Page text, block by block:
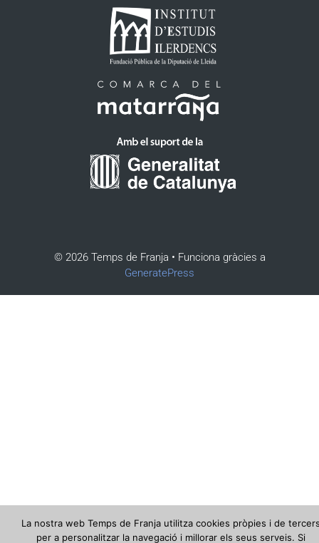
© 2026 Temps de Franja • Funciona gràcies a
GeneratePress
La nostra web Temps de Franja utilitza cookies pròpies i de
per a personalitzar la navegació i millorar els seus serveis. Si